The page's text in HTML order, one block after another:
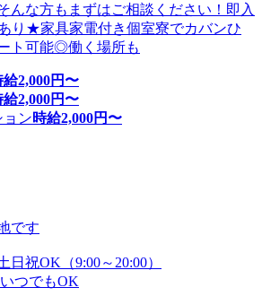
んな方もまずはご相談ください！即入
り★家具家電付き個室寮でカバンひ
ト可能◎働く場所も
給2,000円〜
給2,000円〜
ョン時給2,000円〜
です
日祝OK（9:00～20:00）
つでもOK